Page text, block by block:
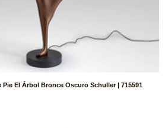
El Árbol Bronce Oscuro Schuller | 715591